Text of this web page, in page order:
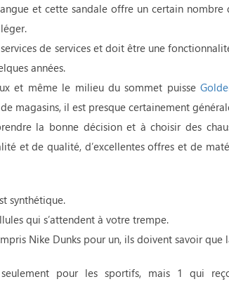
et cette sandale offre un certain
de services et doit être une
années.
et même le milieu du sommet puisse
magasins, il est presque certainement
la bonne décision et à choisir des
et de qualité, d’excellentes offres et de
synthétique.
qui s’attendent à votre trempe.
Nike Dunks pour un, ils doivent savoir
pour les sportifs, mais 1 qui